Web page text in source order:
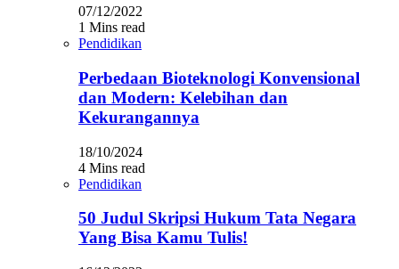
07/12/2022
1 Mins read
Pendidikan
Perbedaan Bioteknologi Konvensional
dan Modern: Kelebihan dan
Kekurangannya
18/10/2024
4 Mins read
Pendidikan
50 Judul Skripsi Hukum Tata Negara
Yang Bisa Kamu Tulis!